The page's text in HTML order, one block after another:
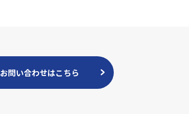
お問い合わせはこちら